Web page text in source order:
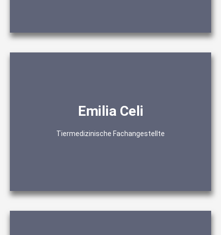
Emilia Celi
Tiermedizinische Fachangestellte
Koordination
Zahnassistenz
Labor